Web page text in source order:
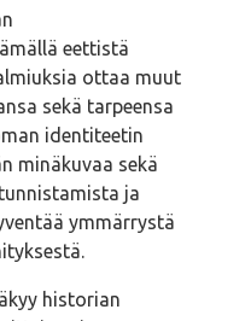
eettistä
ottaa muut
sekä tarpeensa
identiteetin
minäkuvaa sekä
ja
ymmärrystä
historian